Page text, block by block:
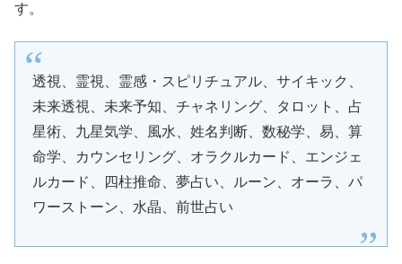
す。
透視、霊視、霊感・スピリチュアル、サイキック、
未来透視、未来予知、チャネリング、タロット、占
星術、九星気学、風水、姓名判断、数秘学、易、算
命学、カウンセリング、オラクルカード、エンジェ
ルカード、四柱推命、夢占い、ルーン、オーラ、パ
ワーストーン、水晶、前世占い